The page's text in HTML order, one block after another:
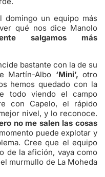
un equipo más
qué nos dice Manolo
salgamos más
bastante con la de su
Martín-Albo ‘Mini’, otro
hemos quedado con la
todo viendo el campo
con Capelo, el rápido
nivel, y lo reconoce.
no me salen las cosas
puede explotar y
Cree que el equipo
de la afición, vaya como
murmullo de La Moheda